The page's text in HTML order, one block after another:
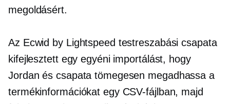
megoldásért.
Az Ecwid by Lightspeed testreszabási csapata
kifejlesztett egy egyéni importálást, hogy
Jordan és csapata tömegesen megadhassa a
termékinformációkat egy CSV-fájlban, majd